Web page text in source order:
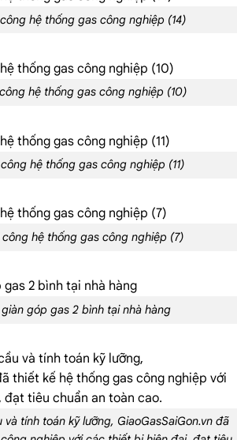
hệ thống gas công nghiệp (14)
hệ thống gas công nghiệp (10)
hệ thống gas công nghiệp (11)
công hệ thống gas công nghiệp (7)
góp gas 2 bình tại nhà hàng
tính toán kỹ lưỡng, GiaoGasSaiGon.vn đã